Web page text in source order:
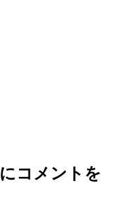
にコメントを